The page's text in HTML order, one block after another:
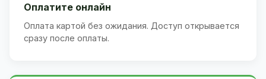
Оплатите онлайн
Оплата картой без ожидания. Доступ открывается
сразу после оплаты.